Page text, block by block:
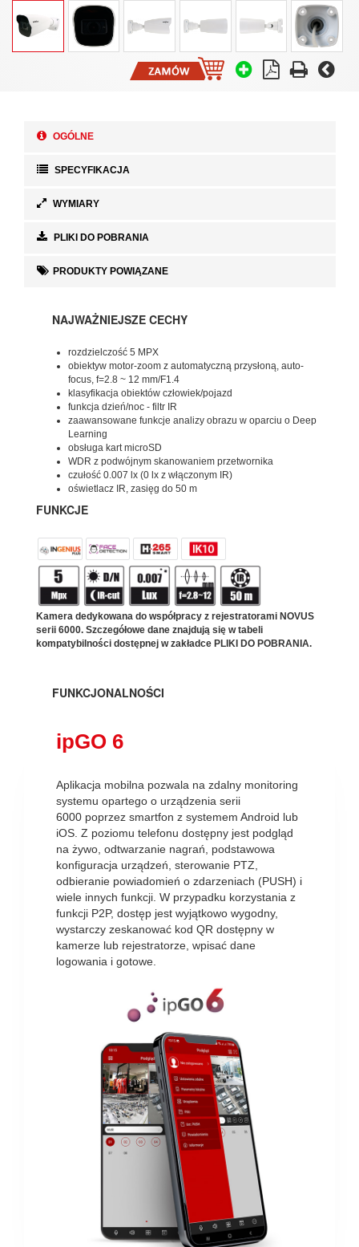
OGÓLNE
SPECYFIKACJA
WYMIARY
PLIKI DO POBRANIA
PRODUKTY POWIĄZANE
NAJWAŻNIEJSZE CECHY
rozdzielczość 5 MPX
obiektyw motor-zoom z automatyczną przysłoną, auto-
focus, f=2.8 ~ 12 mm/F1.4
klasyfikacja obiektów człowiek/pojazd
funkcja dzień/noc - filtr IR
zaawansowane funkcje analizy obrazu w oparciu o Deep
Learning
obsługa kart microSD
WDR z podwójnym skanowaniem przetwornika
czułość 0.007 lx (0 lx z włączonym IR)
oświetlacz IR, zasięg do 50 m
FUNKCJE
Kamera dedykowana do współpracy z rejestratorami NOVUS
serii 6000. Szczegółowe dane znajdują się w tabeli
kompatybilności dostępnej w zakładce PLIKI DO POBRANIA.
FUNKCJONALNOŚCI
ipGO 6
Aplikacja mobilna pozwala na zdalny monitoring
systemu opartego o urządzenia serii
6000 poprzez smartfon z systemem Android lub
iOS. Z poziomu telefonu dostępny jest podgląd
na żywo, odtwarzanie nagrań, podstawowa
konfiguracja urządzeń, sterowanie PTZ,
odbieranie powiadomień o zdarzeniach (PUSH) i
wiele innych funkcji. W przypadku korzystania z
funkcji P2P, dostęp jest wyjątkowo wygodny,
wystarczy zeskanować kod QR dostępny w
kamerze lub rejestratorze, wpisać dane
logowania i gotowe.